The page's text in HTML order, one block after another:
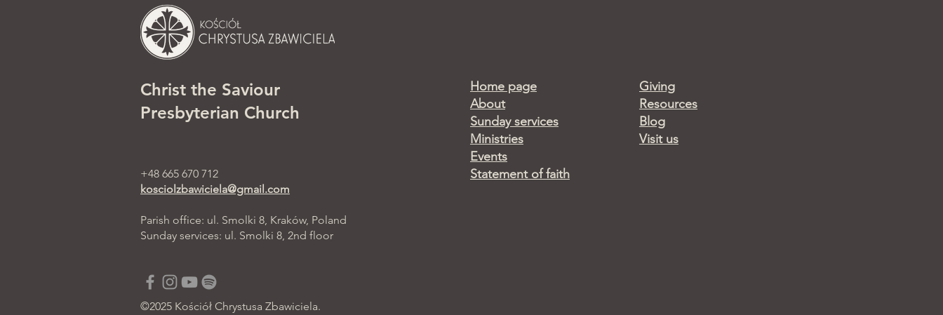
Christ the Saviour
Presbyterian Church
+48 665 670 712
kosciolzbawiciela@gmail.com
Parish office: ul. Smolki 8, Kraków, Poland
Sunday services: ul. Smolki 8, 2nd floor
Home page
About
Sunday services
Ministries
Events
Statement of faith
Giving
Resources
Blog
Visit us
©2025 Kościół Chrystusa Zbawiciela.